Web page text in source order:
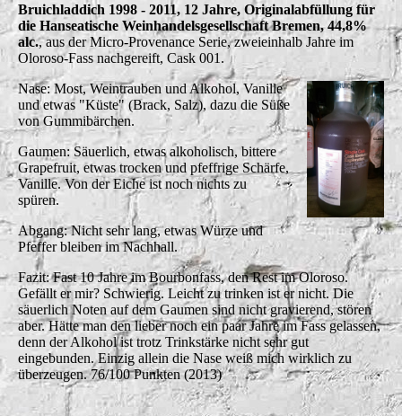
Bruichladdich 1998 - 2011, 12 Jahre, Originalabfüllung für
die Hanseatische Weinhandelsgesellschaft Bremen, 44,8%
alc., aus der Micro-Provenance Serie, zweieinhalb Jahre im
Oloroso-Fass nachgereift, Cask 001.
Nase: Most, Weintrauben und Alkohol, Vanille
und etwas "Küste" (Brack, Salz), dazu die Süße
von Gummibärchen.
Gaumen: Säuerlich, etwas alkoholisch, bittere
Grapefruit, etwas trocken und pfeffrige Schärfe,
Vanille. Von der Eiche ist noch nichts zu
spüren.
Abgang: Nicht sehr lang, etwas Würze und
Pfeffer bleiben im Nachhall.
Fazit: Fast 10 Jahre im Bourbonfass, den Rest im Oloroso.
Gefällt er mir? Schwierig. Leicht zu trinken ist er nicht. Die
säuerlich Noten auf dem Gaumen sind nicht gravierend, stören
aber. Hätte man den lieber noch ein paar Jahre im Fass gelassen,
denn der Alkohol ist trotz Trinkstärke nicht sehr gut
eingebunden. Einzig allein die Nase weiß mich wirklich zu
überzeugen. 76/100 Punkten (2013)